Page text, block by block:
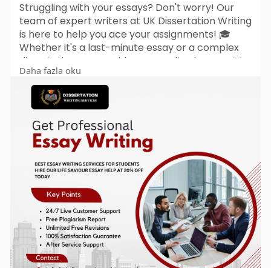
Struggling with your essays? Don't worry! Our
team of expert writers at UK Dissertation Writing
is here to help you ace your assignments! 🎓
Whether it's a last-minute essay or a complex
dissertation, we provide personalized support to
ensure you achieve the best results. Get
professional, plagiarism-free writing assistance
tailored to your needs.🔍
https://ukdissertationwriting.co.uk/
Daha fazla oku